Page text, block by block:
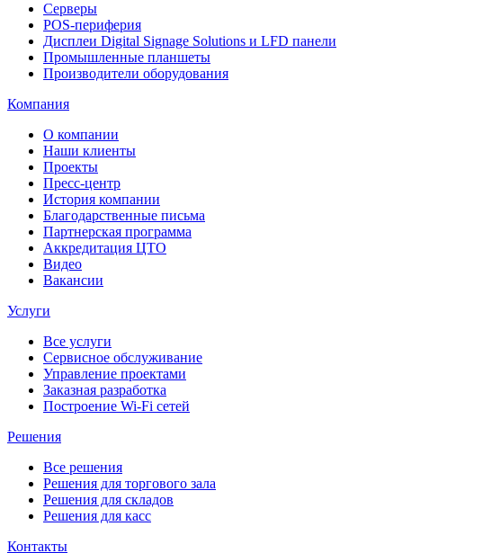
Серверы
POS-периферия
Дисплеи Digital Signage Solutions и LFD панели
Промышленные планшеты
Производители оборудования
Компания
О компании
Наши клиенты
Проекты
Пресс-центр
История компании
Благодарственные письма
Партнерская программа
Аккредитация ЦТО
Видео
Вакансии
Услуги
Все услуги
Сервисное обслуживание
Управление проектами
Заказная разработка
Построение Wi-Fi сетей
Решения
Все решения
Решения для торгового зала
Решения для складов
Решения для касс
Контакты